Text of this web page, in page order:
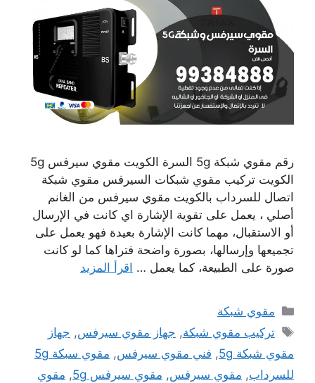
رقم مقوي شبكة 5g السرة الكويت مقوي سيرفس 5g
الكويت تركيب مقوي شبكات السيرفس مقوي شبكة
اتصال للسرداب بالكويت مقوي سيرفس من الغانم
أصلي ، يعمل على تقوية الإشارة اي كانت في الإرسال
أو الاستقبال، مهما كانت الإشارة بعيدة فهو يعمل على
تجميعها وإرسالها، بصورة واضحة فتراها كما لو كانت
صورة على الطبيعة، كما يعمل … اقرأ المزيد
التصنيفات
مقوي شبكة
الوسوم
تركيب مقوي شبكة, جهاز مقوي سيرفس, جهاز
مقوي شبكة 5g
, فني مقوي سيرفس,
مقوي سبكة 5g
للسرداب, مقوي سيرفس, مقوي سيرفس 5g , مقوي